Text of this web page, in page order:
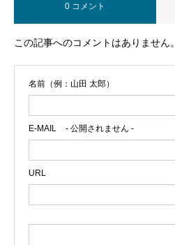
0 コメント
この記事へのコメントはありません。
名前（例：山田 太郎）
E-MAIL - 公開されません -
URL